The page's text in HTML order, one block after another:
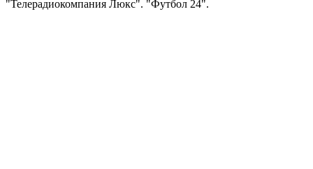
"Телерадиокомпания Люкс". "Футбол 24".